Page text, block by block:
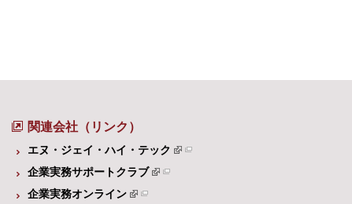
関連会社（リンク）
エヌ・ジェイ・ハイ・テック
企業実務サポートクラブ
企業実務オンライン